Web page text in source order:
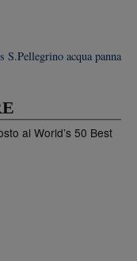
S.Pellegrino acqua panna
al World’s 50 Best